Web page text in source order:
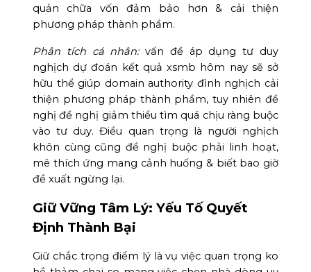
quản chữa vốn đảm bảo hơn & cải thiện
phương pháp thành phầm.
Phân tích cá nhân:vấn đề áp dụng tư duy
nghịch dự đoán kết quả xsmb hôm nay sẽ sở
hữu thể giúp domain authority đình nghịch cải
thiện phương pháp thành phầm, tuy nhiên đề
nghị đề nghị giảm thiểu tìm quá chịu ràng buộc
vào tư duy. Điều quan trọng là người nghịch
khôn cùng cũng đề nghị buộc phải linh hoạt,
mê thích ứng mang cảnh huống & biết bao giờ
đề xuất ngừng lại.
Giữ Vững Tâm Lý: Yếu Tố Quyết
Định Thành Bại
Giữ chắc trọng điểm lý là vụ việc quan trọng ko